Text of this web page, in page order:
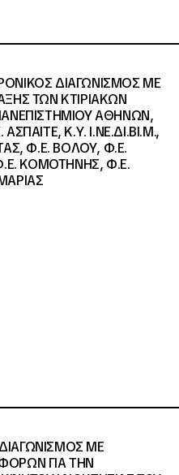
ΔΙΑΓΩΝΙΣΜΟΣ ΜΕ
ΤΩΝ ΚΤΙΡΙΑΚΩΝ
ΑΘΗΝΩΝ,
Κ.Υ. Ι.ΝΕ.ΔΙ.ΒΙ.Μ.,
Φ.Ε. ΒΟΛΟΥ, Φ.Ε.
ΚΟΜΟΤΗΝΗΣ, Φ.Ε.
ΜΕ
ΓΙΑ ΤΗΝ